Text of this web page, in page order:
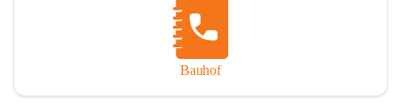
Bauhof